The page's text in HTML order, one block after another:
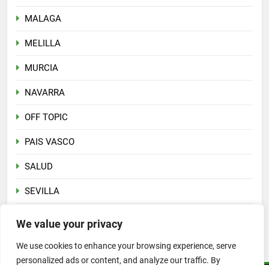
We value your privacy
We use cookies to enhance your browsing experience, serve
personalized ads or content, and analyze our traffic. By
MALAGA
MELILLA
MURCIA
NAVARRA
OFF TOPIC
PAIS VASCO
SALUD
SEVILLA
VALENCIA